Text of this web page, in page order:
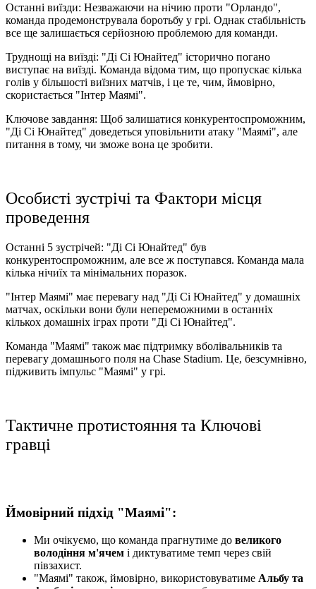
Останні виїзди: Незважаючи на нічию проти "Орландо",
команда продемонструвала боротьбу у грі. Однак стабільність
все ще залишається серйозною проблемою для команди.
Труднощі на виїзді: "Ді Сі Юнайтед" історично погано
виступає на виїзді. Команда відома тим, що пропускає кілька
голів у більшості виїзних матчів, і це те, чим, ймовірно,
скористається "Інтер Маямі".
Ключове завдання: Щоб залишатися конкурентоспроможним,
"Ді Сі Юнайтед" доведеться уповільнити атаку "Маямі", але
питання в тому, чи зможе вона це зробити.
Особисті зустрічі та Фактори місця
проведення
Останні 5 зустрічей: "Ді Сі Юнайтед" був
конкурентоспроможним, але все ж поступався. Команда мала
кілька нічиїх та мінімальних поразок.
"Інтер Маямі" має перевагу над "Ді Сі Юнайтед" у домашніх
матчах, оскільки вони були непереможними в останніх
кількох домашніх іграх проти "Ді Сі Юнайтед".
Команда "Маямі" також має підтримку вболівальників та
перевагу домашнього поля на Chase Stadium. Це, безсумнівно,
підживить імпульс "Маямі" у грі.
Тактичне протистояння та Ключові
гравці
Ймовірний підхід "Маямі":
Ми очікуємо, що команда прагнутиме до великого
володіння м'ячем і диктуватиме темп через свій
півзахист.
"Маямі" також, ймовірно, використовуватиме Альбу та